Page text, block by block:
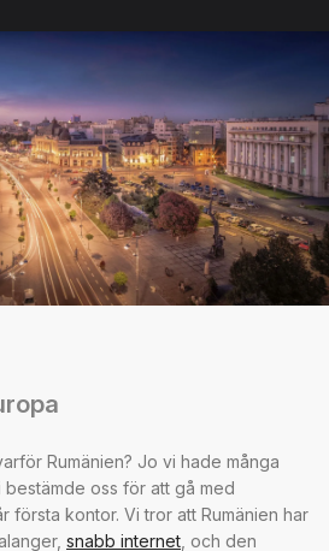
Rumänien? Jo vi hade många
oss för att gå med
första kontor. Vi tror att Rumänien har
snabb internet , och den